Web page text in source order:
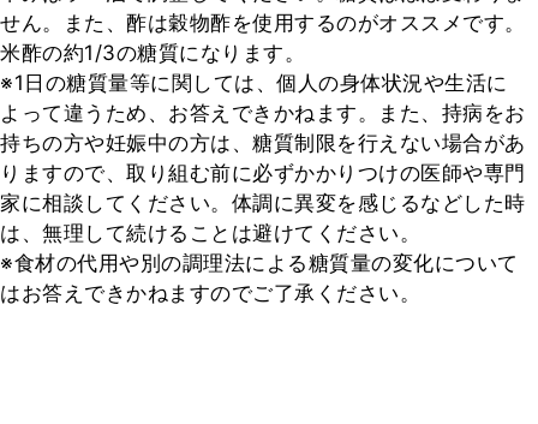
せん。また、酢は穀物酢を使用するのがオススメです。
米酢の約1/3の糖質になります。
※1日の糖質量等に関しては、個人の身体状況や生活に
よって違うため、お答えできかねます。また、持病をお
持ちの方や妊娠中の方は、糖質制限を行えない場合があ
りますので、取り組む前に必ずかかりつけの医師や専門
家に相談してください。体調に異変を感じるなどした時
は、無理して続けることは避けてください。
※食材の代用や別の調理法による糖質量の変化について
はお答えできかねますのでご了承ください。